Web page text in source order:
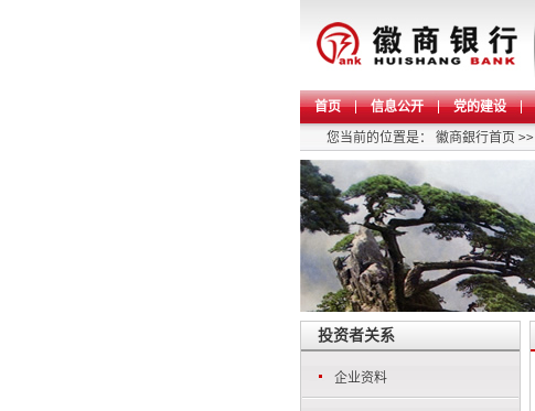
首页 信息公开 党的建设
您当前的位置是： 徽商銀行首页 >>
投资者关系
企业资料